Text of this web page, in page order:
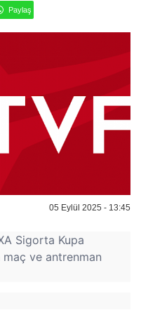
Paylaş
05 Eylül 2025 - 13:45
Sigorta Kupa
maç ve antrenman